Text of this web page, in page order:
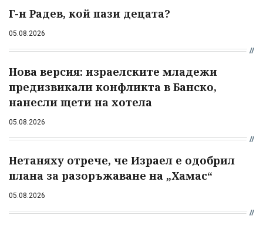
Г-н Радев, кой пази децата?
05.08.2026
Нова версия: израелските младежи
предизвикали конфликта в Банско,
нанесли щети на хотела
05.08.2026
Нетаняху отрече, че Израел е одобрил
плана за разоръжаване на „Хамас“
05.08.2026